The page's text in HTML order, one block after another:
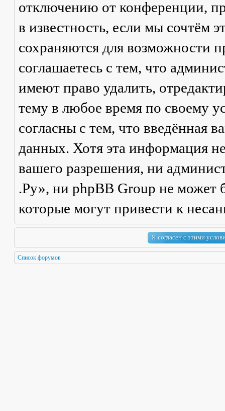
отключению от конференции,
в известность, если мы сочтём
сохраняются для возможности
соглашаетесь с тем, что
имеют право удалить,
тему в любое время по своему
согласны с тем, что введённая
данных. Хотя эта информация
вашего разрешения, ни
.Ру», ни phpBB Group не может
которые могут привести к
Список форумов